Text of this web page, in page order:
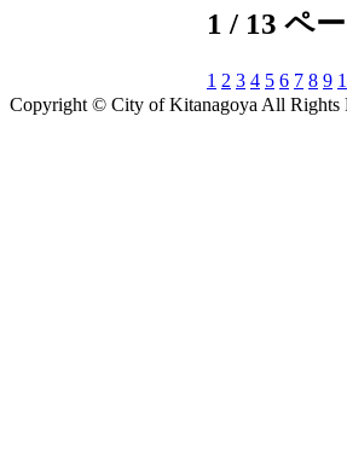
1 / 13 ペ
1 2 3 4 5 6 7 8 9
Copyright © City of Kitanagoya All Rights